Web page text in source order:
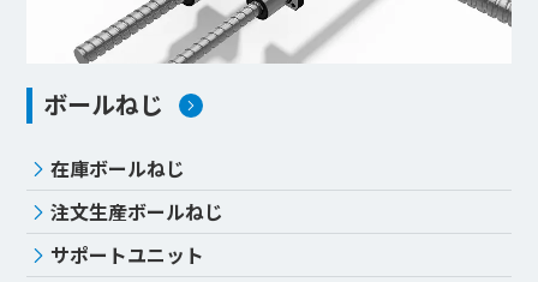
ボールねじ
在庫ボールねじ
注文生産ボールねじ
サポートユニット